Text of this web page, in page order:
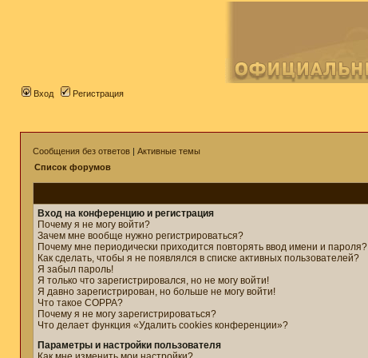
Вход Регистрация
Сообщения без ответов | Активные темы
Список форумов
Вход на конференцию и регистрация
Почему я не могу войти?
Зачем мне вообще нужно регистрироваться?
Почему мне периодически приходится повторять ввод имени и пароля?
Как сделать, чтобы я не появлялся в списке активных пользователей?
Я забыл пароль!
Я только что зарегистрировался, но не могу войти!
Я давно зарегистрирован, но больше не могу войти!
Что такое COPPA?
Почему я не могу зарегистрироваться?
Что делает функция «Удалить cookies конференции»?
Параметры и настройки пользователя